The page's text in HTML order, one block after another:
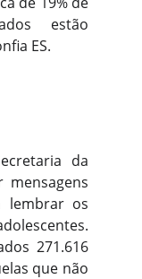
estão
ES.
da
mensagens
lembrar os
271.616
que não